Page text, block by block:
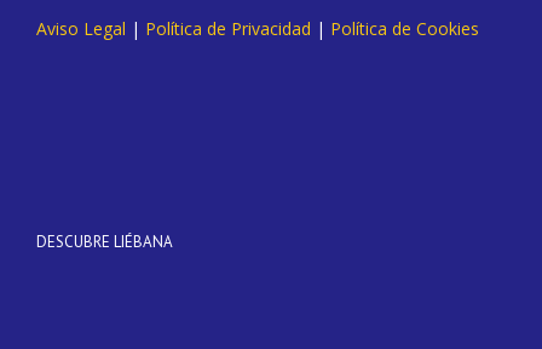
Aviso Legal | Política de Privacidad | Política de Cookies
DESCUBRE LIÉBANA